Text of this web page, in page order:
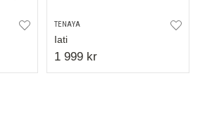
TENAYA
Iati
1 999 kr